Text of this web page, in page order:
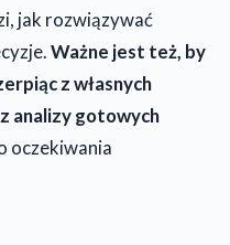
jak rozwiązywać
Ważne jest też, by
z własnych
analizy gotowych
oczekiwania